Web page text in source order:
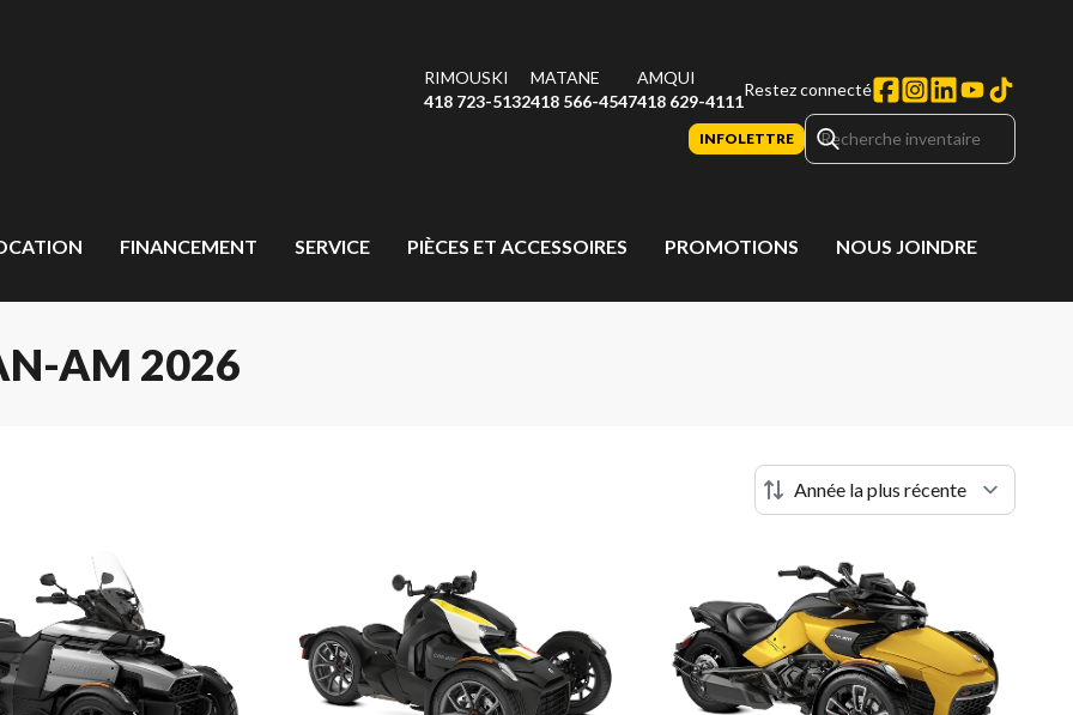
RIMOUSKI
418 723-5132
MATANE
418 566-4547
AMQUI
418 629-4111
Restez connecté
INFOLETTRE
FINANCEMENT SERVICE PIÈCES ET ACCESSOIRES PROMOTIONS NOUS JOINDRE
AM 2026